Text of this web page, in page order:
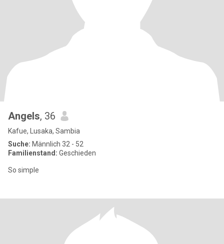
Angels, 36
Kafue, Lusaka, Sambia
Suche: Männlich 32 - 52
Familienstand: Geschieden
So simple